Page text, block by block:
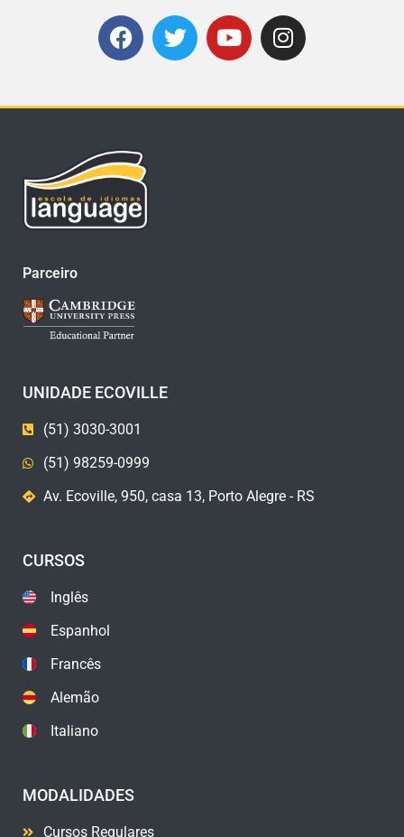
Parceiro
UNIDADE ECOVILLE
(51) 3030-3001
(51) 98259-0999
Av. Ecoville, 950, casa 13, Porto Alegre - RS
CURSOS
Inglês
Espanhol
Francês
Alemão
Italiano
MODALIDADES
Cursos Regulares